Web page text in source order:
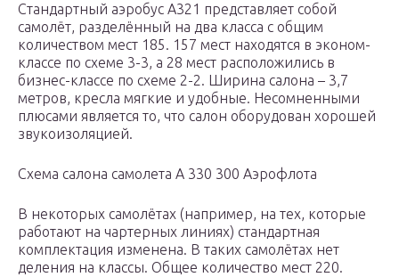
Стандартный аэробус А321 представляет собой
самолёт, разделённый на два класса с общим
количеством мест 185. 157 мест находятся в эконом-
классе по схеме 3-3, а 28 мест расположились в
бизнес-классе по схеме 2-2. Ширина салона – 3,7
метров, кресла мягкие и удобные. Несомненными
плюсами является то, что салон оборудован хорошей
звукоизоляцией.
Схема салона самолета А 330 300 Аэрофлота
В некоторых самолётах (например, на тех, которые
работают на чартерных линиях) стандартная
комплектация изменена. В таких самолётах нет
деления на классы. Общее количество мест 220.